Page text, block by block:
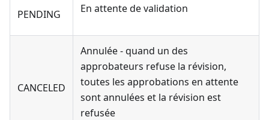
PENDING En attente de validation
CANCELED
Annulée - quand un des
approbateurs refuse la révision,
toutes les approbations en attente
sont annulées et la révision est
refusée